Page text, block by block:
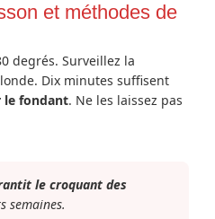
et méthodes de
degrés. Surveillez la
Dix minutes suffisent
le fondant. Ne les laissez pas
le croquant des
semaines.